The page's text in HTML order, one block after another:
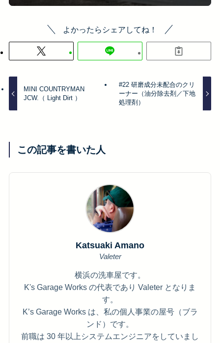
よかったらシェアしてね！
MINI COUNTRYMAN
JCW.（ Light Dirt ）
#22 研磨成分未配合のクリ
ーナー（油分除去剤／下地
処理剤）
この記事を書いた人
Katsuaki Amano
Valeter
横浜の洗車屋です。
K's Garage Works の代表であり Valeter となりま
す。
K’s Garage Works は、私の個人事業の屋号（ブラ
ンド）です。
前職は 30 年以上システムエンジニアをしていまし